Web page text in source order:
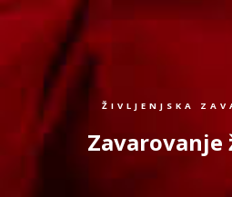
ŽIVLJENJSKA